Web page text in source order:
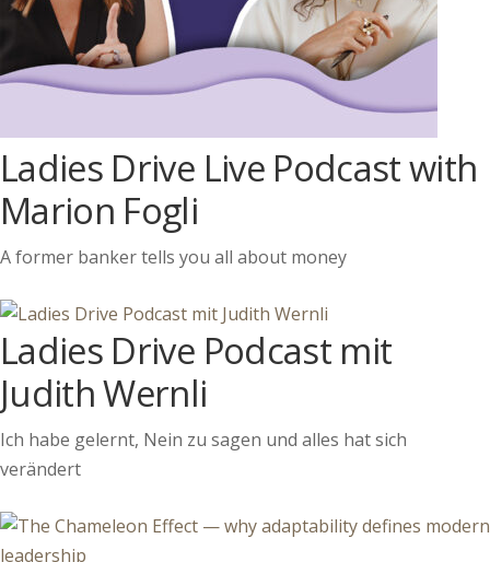
Ladies Drive Live Podcast with
Marion Fogli
A former banker tells you all about money
Ladies Drive Podcast mit
Judith Wernli
Ich habe gelernt, Nein zu sagen und alles hat sich
verändert